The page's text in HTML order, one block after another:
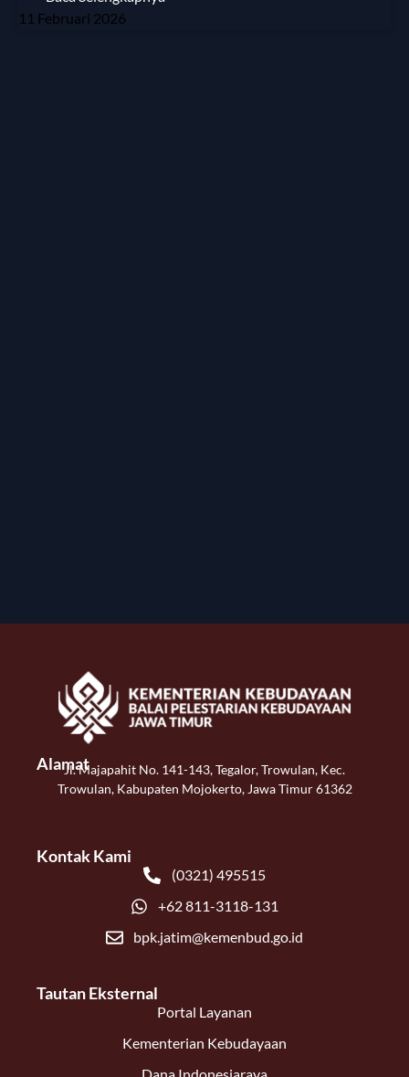
11 Februari 2026
AlamatJl. Majapahit No. 141-143, Tegalor, Trowulan, Kec.
Trowulan, Kabupaten Mojokerto, Jawa Timur 61362
Kontak Kami
(0321) 495515
+62 811-3118-131
bpk.jatim@kemenbud.go.id
Tautan Eksternal
Portal Layanan
Kementerian Kebudayaan